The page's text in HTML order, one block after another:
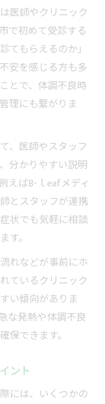
ズな進め方
科診療
させる方法
用術
る主な検査
発見の重要性
意点
基準
ときの対応
きる内科診察
ある質問
選び方
確認方法
リット
コツ
特徴
医師やクリニック
で初めて受診する
てもらえるのか」
安を感じる方も多
とで、体調不良時
理にも繋がりま
、医師やスタッフ
分かりやすい説明
えばB-ｌeafメディ
とスタッフが連携
状でも気軽に相談
す。
れなどが事前にホ
ているクリニック
い傾向がありま
な発熱や体調不良
保できます。
ント
には、いくつかの